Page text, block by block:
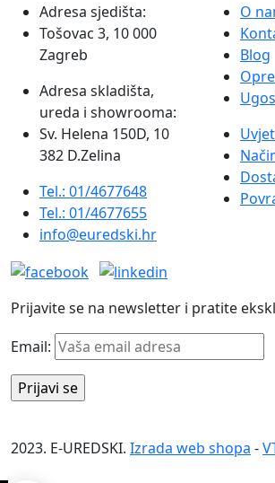
na
stranici
proizvoda
Adresa sjedišta:
Tošovac 3, 10 000
Zagreb
Adresa skladišta,
ureda i showrooma:
Sv. Helena 150D, 10
382 D.Zelina
Tel.: 01/4677648
Tel.: 01/4677655
info@euredski.hr
O
Blog
Prijavite se na newsletter i pratite
Email:
2023. E-UREDSKI. Izrada web shopa -